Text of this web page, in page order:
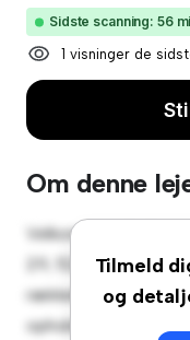
Sidste scanning: 56
1 visninger de
Om denne
Tilmeld
og
Velkommen til dit
29, 5210 Odense
rækkehus tilbyder et
opholdsrum. Det